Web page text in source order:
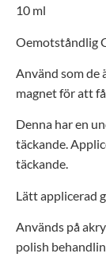
10 ml
Oemotståndlig
Använd som de
magnet för att
Denna har en
täckande.
täckande.
Lätt applicerad
Används på
polish